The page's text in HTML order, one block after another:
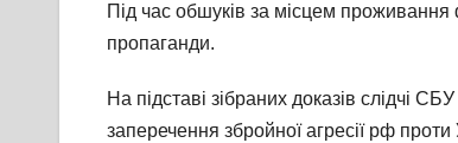
Під час обшуків за місцем проживання
пропаганди.
На підставі зібраних доказів слідчі
заперечення збройної агресії рф проти